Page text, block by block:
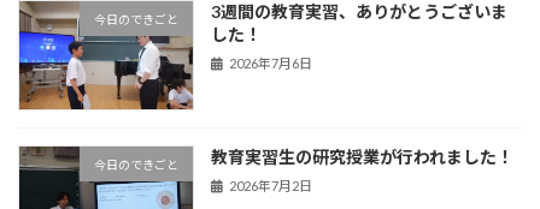
今日のできごと
3週間の教育実習、ありがとうございま
した！
2026年7月6日
今日のできごと 教育実習生の研究授業が行われました！
2026年7月2日